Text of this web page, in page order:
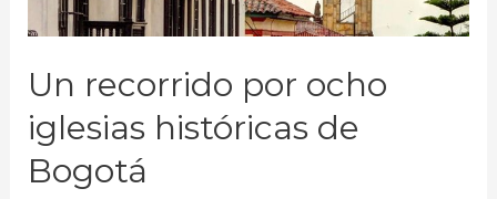
Un recorrido por ocho
iglesias históricas de
Bogotá